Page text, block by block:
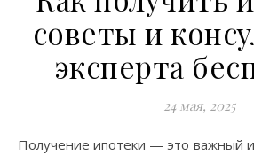
советы и
эксперта
24 мая, 2025
Получение ипотеки — это важный и волнительный шаг